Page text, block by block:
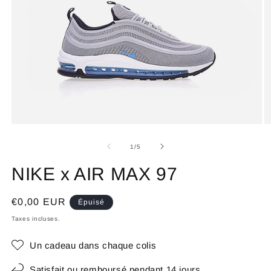
1/de
5
NIKE x AIR MAX 97
Prix
habituel
€0,00 EUR Épuisé
Taxes incluses.
Un cadeau dans chaque colis